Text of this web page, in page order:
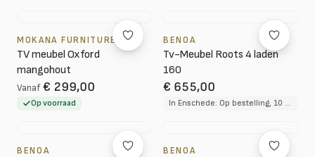
MOKANA FURNITURE
TV meubel Oxford
mangohout
Vanaf € 299,00
Op voorraad
BENOA
Tv-Meubel Roots 4 laden
160
€ 655,00
In Enschede: Op bestelling, 10 tot 12 weken levertijd
BENOA BENOA